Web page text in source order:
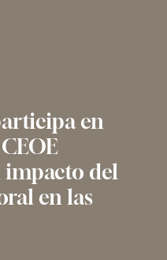
en
impacto del
en las